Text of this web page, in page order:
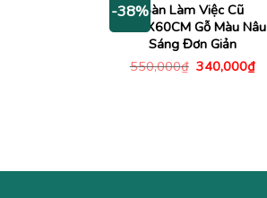
-38%Bàn Làm Việc Cũ
1M2X60CM Gỗ Màu Nâu
Sáng Đơn Giản
550,000₫ Giá
340,000₫Giá